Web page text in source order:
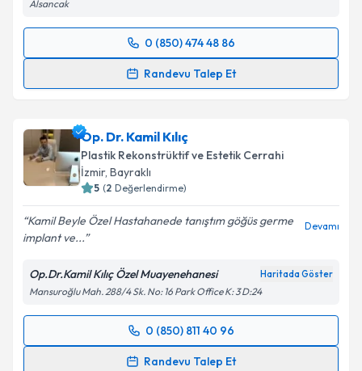
Takvim Talebini Gönder
Alsancak
0 (850) 474 48 86
Randevu Talep Et
Randevu Takvimi Talebi
için bir takvim hazırlandığında e-posta ile
bilgilendireceğiz.
E-posta Adresiniz
Kişisel verilerimin işlenmesine ilişkin
Metni'ni okudum ve kişisel verilerimin belirtilen
kapsamda işlenmesini kabul ediyorum.
Takvim Talebini Gönder
Op. Dr. Kamil Kılıç
Plastik Rekonstrüktif ve Estetik Cerrahi
İzmir, Bayraklı
5 (2 Değerlendirme)
Kamil Beyle Özel Hastahanede tanıştım göğüs germe
implant ve...
Devamı
Op.Dr.Kamil Kılıç Özel Muayenehanesi Haritada Göster
Mansuroğlu Mah. 288/4 Sk. No: 16 Park Office K: 3 D:24
0 (850) 811 40 96
Randevu Talep Et
Randevu Takvimi Talebi